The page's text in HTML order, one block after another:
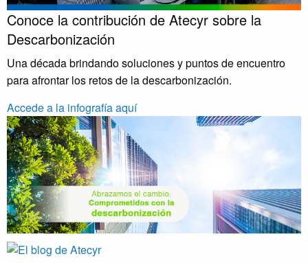
Conoce la contribución de Atecyr sobre la
Descarbonización
Una década brindando soluciones y puntos de encuentro
para afrontar los retos de la descarbonización.
Accede a la infografía aquí